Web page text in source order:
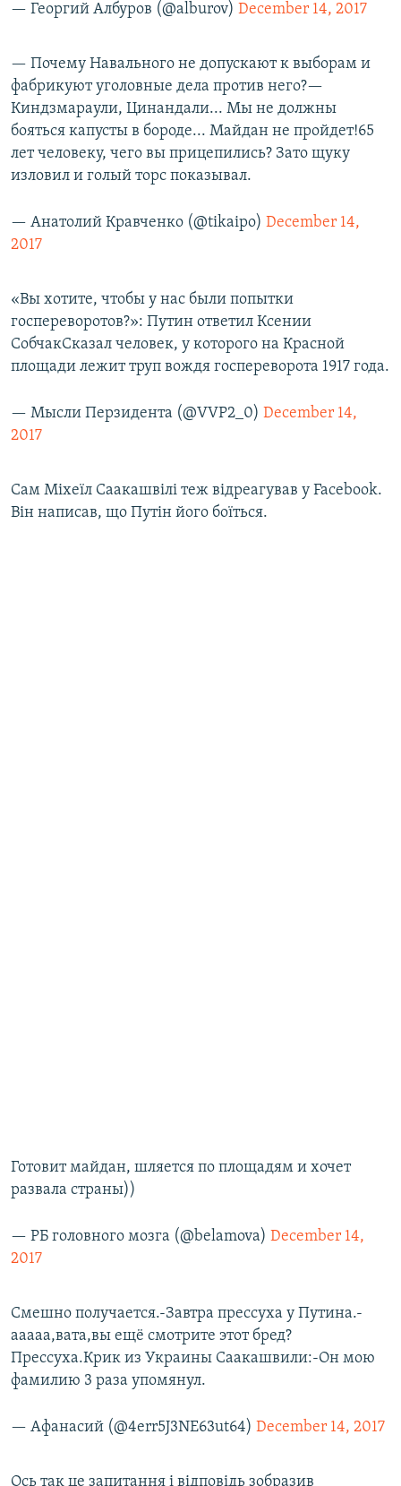
— Георгий Албуров (@alburov) December 14, 2017
— Почему Навального не допускают к выборам и
фабрикуют уголовные дела против него?—
Киндзмараули, Цинандали... Мы не должны
бояться капусты в бороде... Майдан не пройдет!65
лет человеку, чего вы прицепились? Зато щуку
изловил и голый торс показывал.
— Анатолий Кравченко (@tikaipo) December 14,
2017
«Вы хотите, чтобы у нас были попытки
госпереворотов?»: Путин ответил Ксении
СобчакСказал человек, у которого на Красной
площади лежит труп вождя госпереворота 1917 года.
— Мысли Перзидента (@VVP2_0) December 14,
2017
Сам Міхеїл Саакашвілі теж відреагував у Facebook.
Він написав, що Путін його боїться.
Готовит майдан, шляется по площадям и хочет
развала страны))
— РБ головного мозга (@belamova) December 14,
2017
Смешно получается.-Завтра прессуха у Путина.-
ааааа,вата,вы ещё смотрите этот бред?
Прессуха.Крик из Украины Саакашвили:-Он мою
фамилию 3 раза упомянул.
— Афанасий (@4err5J3NE63ut64) December 14, 2017
Ось так це запитання і відповідь зобразив